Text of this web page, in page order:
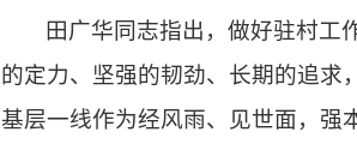
田广华同志指出，做好驻村工
的定力、坚强的韧劲、长期的追求
基层一线作为经风雨、见世面，强